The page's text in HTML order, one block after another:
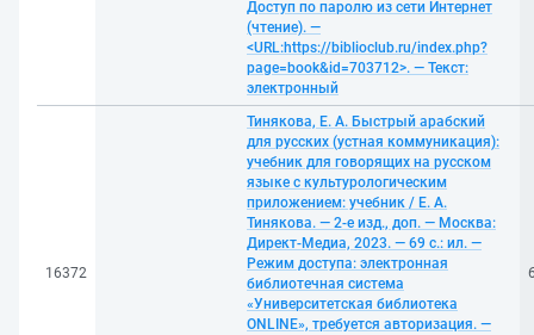
Доступ по паролю из сети Интернет
(чтение). —
<URL:https://biblioclub.ru/index.php?
page=book&id=703712>. — Текст:
электронный
16372
Тинякова, Е. А. Быстрый арабский
для русских (устная коммуникация):
учебник для говорящих на русском
языке с культурологическим
приложением: учебник / Е. А.
Тинякова. — 2-е изд., доп. — Москва:
Директ-Медиа, 2023. — 69 с.: ил. —
Режим доступа: электронная
библиотечная система
«Университетская библиотека
ONLINE», требуется авторизация. —